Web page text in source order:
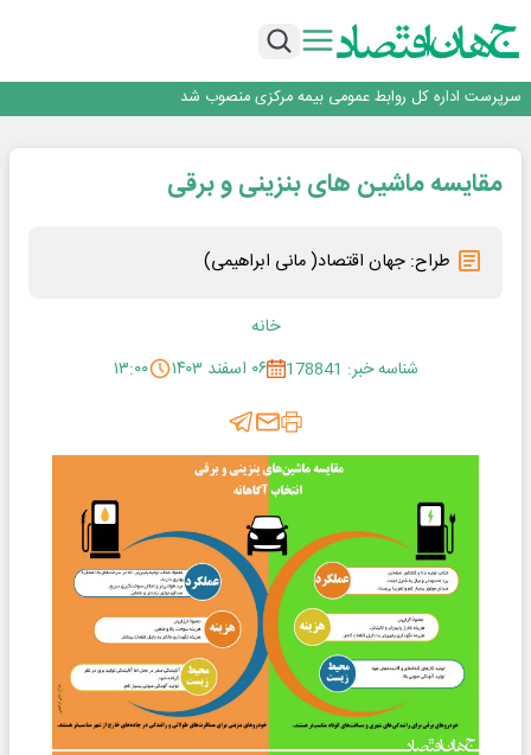
داد
روایت بانک ایران زمین از بانکداری نوین با خلق تجربه برای مشتری
سرپرست اداره کل روابط عمومی بیمه مرکزی منصوب شد
مشتریان
بانک مهر ایران بیش از ۷۰ میلیارد تومان به برنامه‌های مسئولیت اجتماعی اختصاص
مقایسه ماشین های بنزینی و برقی
طراح: جهان اقتصاد( مانی ابراهیمی)
خانه
شناسه خبر: 178841
۰۶ اسفند ۱۴۰۳ ۱۳:۰۰